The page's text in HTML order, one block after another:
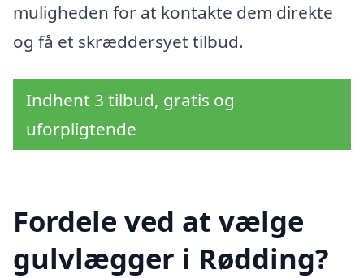
muligheden for at kontakte dem direkte
og få et skræddersyet tilbud.
Indhent 3 tilbud, gratis og
uforpligtende
Fordele ved at vælge
gulvlægger i Rødding?